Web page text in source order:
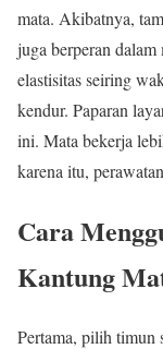
mata. Akibatnya,
juga berperan
elastisitas seiring
kendur. Paparan
ini. Mata bekerja
karena itu,
Cara
Kantung
Pertama, pilih timun